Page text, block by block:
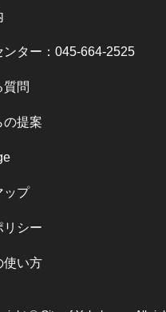
ンター：045-664-2525
質問
の提案
ップ
リシー
使い方